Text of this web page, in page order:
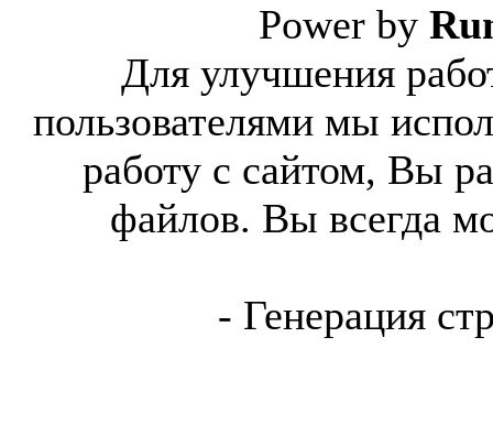
Power by
Для улучшения
пользователями мы
работу с сайтом, Вы
файлов. Вы всегда
- Генерация